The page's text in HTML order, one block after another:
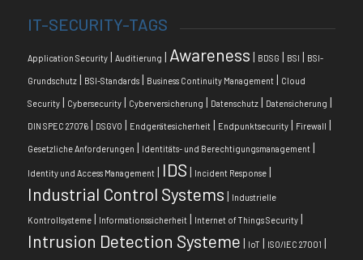
IT-SECURITY-TAGS
Application Security| Auditierung | Awareness | BDSG | BSI | BSI-
Grundschutz| BSI-Standards| Business Continuity Management| Cloud
Security| Cybersecurity| Cyberversicherung | Datenschutz| Datensicherung |
DIN SPEC 27076| DSGVO | Endgerätesicherheit| Endpunktsecurity| Firewall |
Gesetzliche Anforderungen | Identitäts- und Berechtigungsmanagement|
Identity und Access Management| IDS | Incident Response|
Industrial Control Systems | Industrielle
Kontrollsysteme| Informationssicherheit| Internet of Things Security|
Intrusion Detection Systeme | IoT | ISO/IEC 27001 |